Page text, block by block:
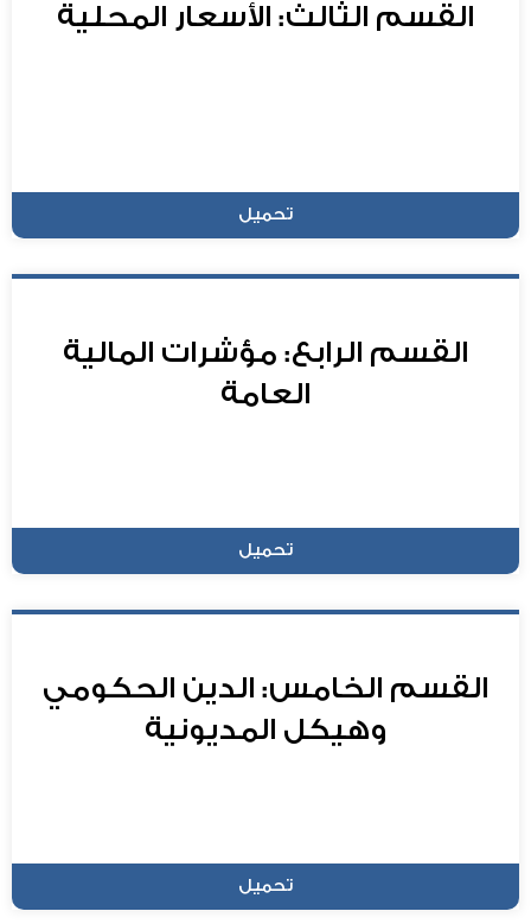
القسم الثالث: الأسعار المحلية
تحميل
القسم الرابع: مؤشرات المالية
العامة
تحميل
القسم الخامس: الدين الحكومي
وهيكل المديونية
تحميل